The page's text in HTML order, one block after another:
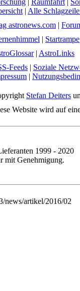
Raumfahrt
| Alle
astronews.com |
| Startrampe
| AstroLinks
Feeds | Soziale
|
Stefan Deiters
Website wird auf
1999 - 2020
mit Genehmigung.
news/artikel/2016/02